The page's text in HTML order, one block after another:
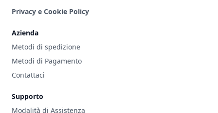
Privacy e Cookie Policy
Azienda
Metodi di spedizione
Metodi di Pagamento
Contattaci
Supporto
Modalità di Assistenza